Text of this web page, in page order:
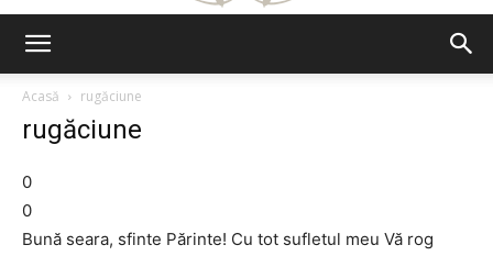
Acasă
rugăciune
rugăciune
0
0
Bună seara, sfinte Părinte! Cu tot sufletul meu Vă rog